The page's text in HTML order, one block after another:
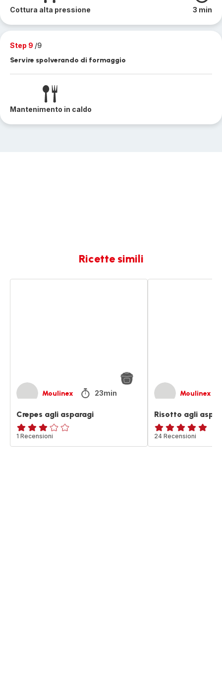
Cottura alta pressione 3 min
Step 9 /9
Servire spolverando di formaggio
Mantenimento in caldo
Ricette simili
Moulinex 23min
Crepes agli asparagi
Recensione
di
1 Recensioni
Moulinex
Risotto agli
ratings.4.8
24 Recensioni